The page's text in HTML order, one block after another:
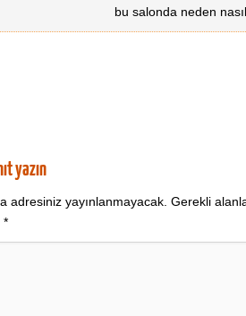
bu salonda neden
yazın
adresiniz yayınlanmayacak. Gerekli
*